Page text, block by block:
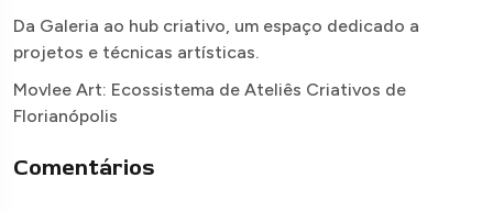
Da Galeria ao hub criativo, um espaço dedicado a
projetos e técnicas artísticas.
Movlee Art: Ecossistema de Ateliês Criativos de
Florianópolis
Comentários